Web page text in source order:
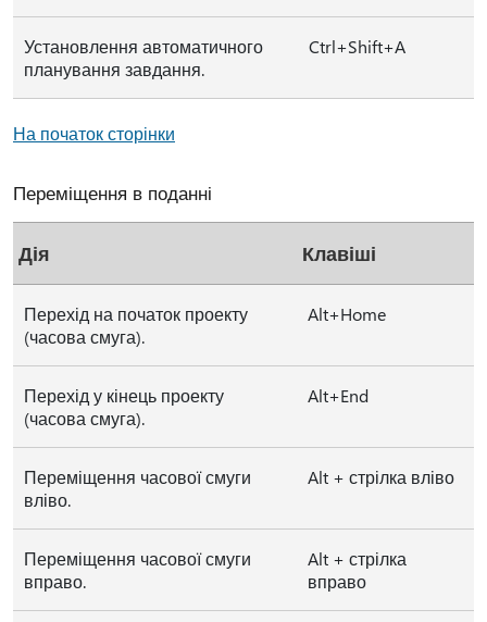
Установлення автоматичного
планування завдання.
Ctrl+Shift+A
На початок сторінки
Переміщення в поданні
Дія Клавіші
Перехід на початок проекту
(часова смуга).
Alt+Home
Перехід у кінець проекту
(часова смуга).
Alt+End
Переміщення часової смуги
вліво.
Alt + стрілка вліво
Переміщення часової смуги
вправо.
Alt + стрілка
вправо